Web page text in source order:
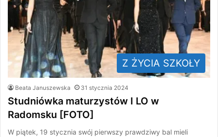
Z ŻYCIA SZKOŁY
Beata Januszewska 31 stycznia 2024
Studniówka maturzystów I LO w
Radomsku [FOTO]
W piątek, 19 stycznia swój pierwszy prawdziwy bal mieli